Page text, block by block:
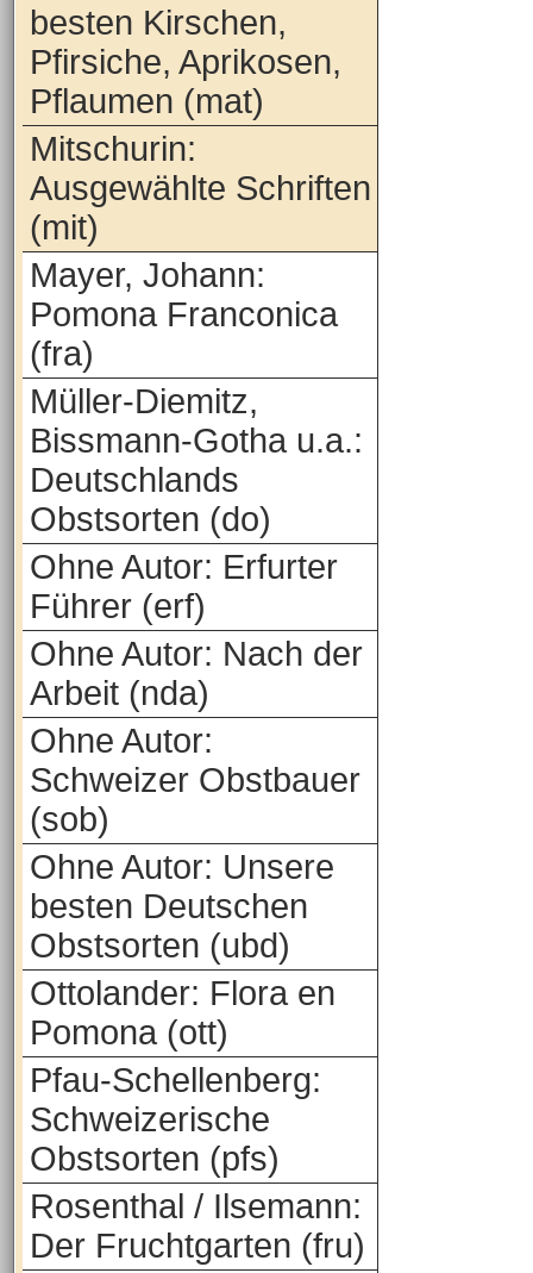
besten Kirschen,
Pfirsiche, Aprikosen,
Pflaumen (mat)
Mitschurin:
Ausgewählte Schriften
(mit)
Mayer, Johann:
Pomona Franconica
(fra)
Müller-Diemitz,
Bissmann-Gotha u.a.:
Deutschlands
Obstsorten (do)
Ohne Autor: Erfurter
Führer (erf)
Ohne Autor: Nach der
Arbeit (nda)
Ohne Autor:
Schweizer Obstbauer
(sob)
Ohne Autor: Unsere
besten Deutschen
Obstsorten (ubd)
Ottolander: Flora en
Pomona (ott)
Pfau-Schellenberg:
Schweizerische
Obstsorten (pfs)
Rosenthal / Ilsemann:
Der Fruchtgarten (fru)